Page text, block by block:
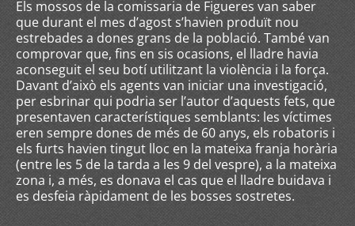
Els mossos de la comissaria de Figueres van saber
que durant el mes d’agost s’havien produït nou
estrebades a dones grans de la població. També van
comprovar que, fins en sis ocasions, el lladre havia
aconseguit el seu botí utilitzant la violència i la força.
Davant d’això els agents van iniciar una investigació,
per esbrinar qui podria ser l’autor d’aquests fets, que
presentaven característiques semblants: les víctimes
eren sempre dones de més de 60 anys, els robatoris i
els furts havien tingut lloc en la mateixa franja horària
(entre les 5 de la tarda a les 9 del vespre), a la mateixa
zona i, a més, es donava el cas que el lladre buidava i
es desfeia ràpidament de les bosses sostretes.